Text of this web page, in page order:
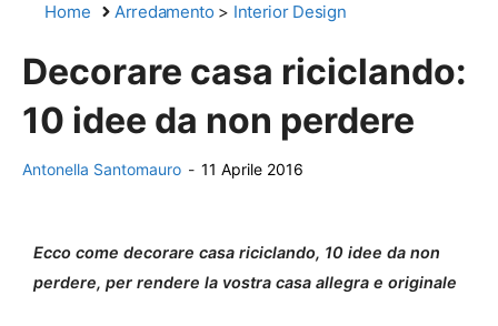
Home Arredamento > Interior Design
Decorare casa riciclando:
10 idee da non perdere
Antonella Santomauro - 11 Aprile 2016
Ecco come decorare casa riciclando, 10 idee da non
perdere, per rendere la vostra casa allegra e originale